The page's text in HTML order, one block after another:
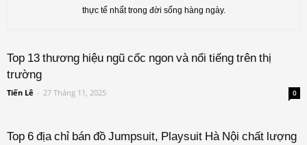
thực tế nhất trong đời sống hàng ngày.
Top 13 thương hiệu ngũ cốc ngon và nổi tiếng trên thị
trường
Tiến Lê - 27 Tháng 11, 2025 0
Top 6 địa chỉ bán đồ Jumpsuit, Playsuit Hà Nội chất lượng